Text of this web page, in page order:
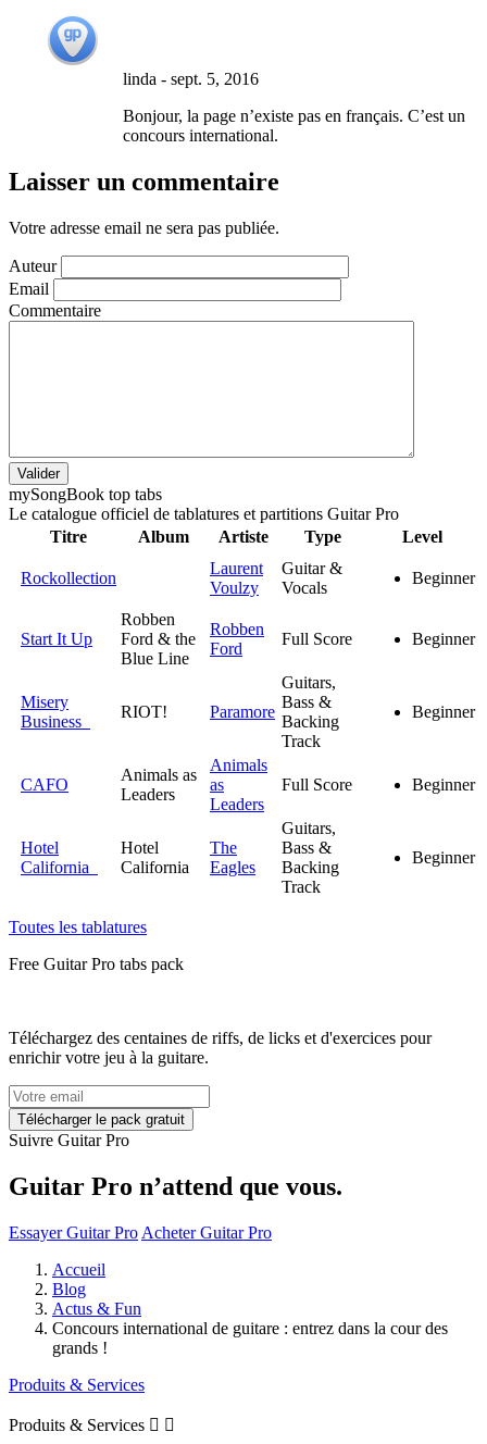
linda - sept. 5, 2016
Bonjour, la page n’existe pas en français. C’est un
concours international.
Laisser un commentaire
Votre adresse email ne sera pas publiée.
Auteur
Email
Commentaire
Valider
mySongBook top tabs
Le catalogue officiel de tablatures et partitions Guitar Pro
Titre
Album Artiste Type Level
Rockollection
Laurent
Voulzy
Guitar &
Vocals
Beginner
Start It Up
Robben
Ford & the
Blue Line
Robben
Ford
Full Score Beginner
Misery
Business
RIOT! Paramore
Guitars,
Bass &
Backing
Track
Beginner
CAFO
Animals as
Leaders
Animals
as
Leaders
Full Score Beginner
Hotel
California
Hotel
California
The
Eagles
Guitars,
Bass &
Backing
Track
Beginner
Toutes les tablatures
Free Guitar Pro tabs pack
Téléchargez des centaines de riffs, de licks et d'exercices pour
enrichir votre jeu à la guitare.
Suivre Guitar Pro
Guitar Pro n’attend que vous.
Essayer Guitar Pro Acheter Guitar Pro
Accueil
Blog
Actus & Fun
Concours international de guitare : entrez dans la cour des
grands !
Produits & Services
Produits & Services  